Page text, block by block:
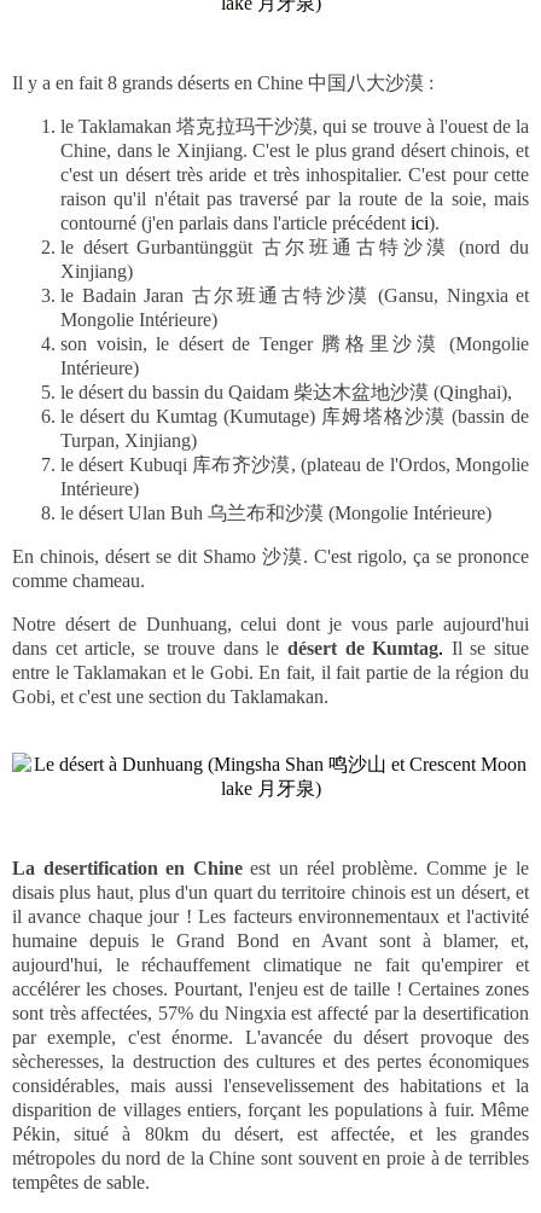
Il y a en fait 8 grands déserts en Chine 中国八大沙漠 :
le Taklamakan 塔克拉玛干沙漠, qui se trouve à l'ouest de la
Chine, dans le Xinjiang. C'est le plus grand désert chinois, et
c'est un désert très aride et très inhospitalier. C'est pour cette
raison qu'il n'était pas traversé par la route de la soie, mais
contourné (j'en parlais dans l'article précédent ici).
le désert Gurbantünggüt 古尔班通古特沙漠 (nord du
Xinjiang)
le Badain Jaran 古尔班通古特沙漠 (Gansu, Ningxia et
Mongolie Intérieure)
son voisin, le désert de Tenger 腾格里沙漠 (Mongolie
Intérieure)
le désert du bassin du Qaidam 柴达木盆地沙漠 (Qinghai),
le désert du Kumtag (Kumutage) 库姆塔格沙漠 (bassin de
Turpan, Xinjiang)
le désert Kubuqi 库布齐沙漠, (plateau de l'Ordos, Mongolie
Intérieure)
le désert Ulan Buh 乌兰布和沙漠 (Mongolie Intérieure)
En chinois, désert se dit Shamo 沙漠. C'est rigolo, ça se prononce
comme chameau.
Notre désert de Dunhuang, celui dont je vous parle aujourd'hui
dans cet article, se trouve dans ledésert de Kumtag. Il se situe
entre le Taklamakan et le Gobi. En fait, il fait partie de la région du
Gobi, et c'est une section du Taklamakan.
La desertification en Chineest un réel problème. Comme je le
disais plus haut, plus d'un quart du territoire chinois est un désert, et
il avance chaque jour ! Les facteurs environnementaux et l'activité
humaine depuis le Grand Bond en Avant sont à blamer, et,
aujourd'hui, le réchauffement climatique ne fait qu'empirer et
accélérer les choses. Pourtant, l'enjeu est de taille ! Certaines zones
sont très affectées, 57% du Ningxia est affecté par la desertification
par exemple, c'est énorme. L'avancée du désert provoque des
sècheresses, la destruction des cultures et des pertes économiques
considérables, mais aussi l'ensevelissement des habitations et la
disparition de villages entiers, forçant les populations à fuir. Même
Pékin, situé à 80km du désert, est affectée, et les grandes
métropoles du nord de la Chine sont souvent en proie à de terribles
tempêtes de sable.